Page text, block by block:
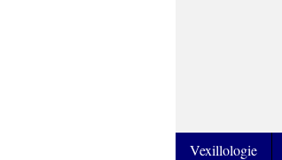
Vexillologie